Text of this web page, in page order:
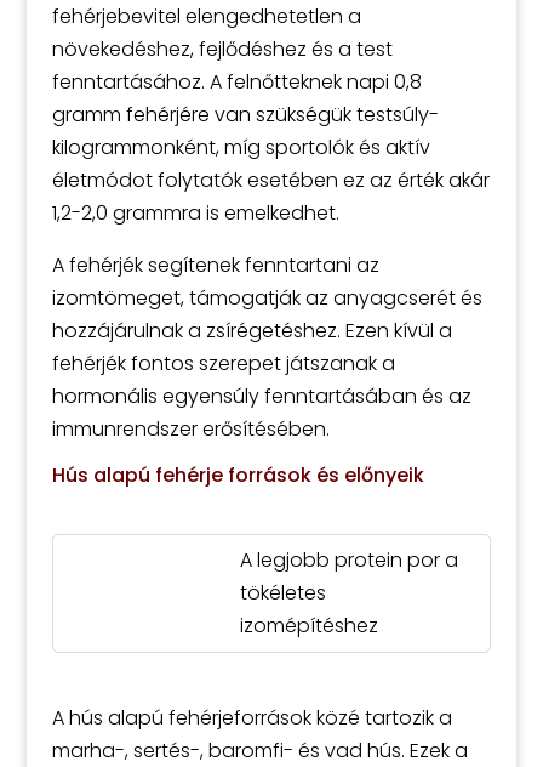
fehérjebevitel elengedhetetlen a
növekedéshez, fejlődéshez és a test
fenntartásához. A felnőtteknek napi 0,8
gramm fehérjére van szükségük testsúly-
kilogrammonként, míg sportolók és aktív
életmódot folytatók esetében ez az érték akár
1,2-2,0 grammra is emelkedhet.
A fehérjék segítenek fenntartani az
izomtömeget, támogatják az anyagcserét és
hozzájárulnak a zsírégetéshez. Ezen kívül a
fehérjék fontos szerepet játszanak a
hormonális egyensúly fenntartásában és az
immunrendszer erősítésében.
Hús alapú fehérje források és előnyeik
A legjobb protein por a
tökéletes
izomépítéshez
A hús alapú fehérjeforrások közé tartozik a
marha-, sertés-, baromfi- és vad hús. Ezek a